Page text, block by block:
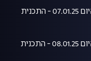
חדשות היום 07.01.25 - התכנית
חדשות היום 08.01.25 - התכנית